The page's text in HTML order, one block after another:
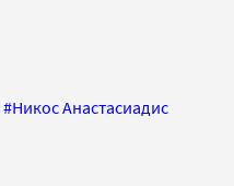
#Никос Анастасиадис